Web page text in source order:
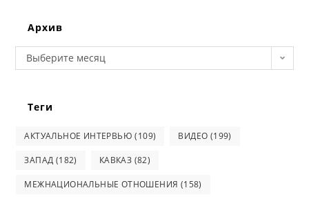
Архив
Архив
Выберите месяц
Теги
АКТУАЛЬНОЕ ИНТЕРВЬЮ (109) ВИДЕО (199)
ЗАПАД (182) КАВКАЗ (82)
МЕЖНАЦИОНАЛЬНЫЕ ОТНОШЕНИЯ (158)